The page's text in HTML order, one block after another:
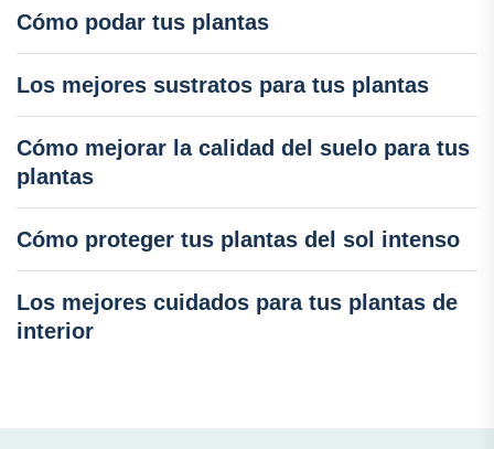
Cómo podar tus plantas
Los mejores sustratos para tus plantas
Cómo mejorar la calidad del suelo para tus
plantas
Cómo proteger tus plantas del sol intenso
Los mejores cuidados para tus plantas de
interior